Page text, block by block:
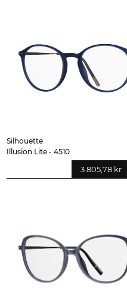
Silhouette
Illusion Lite - 4510
3 805,78 kr